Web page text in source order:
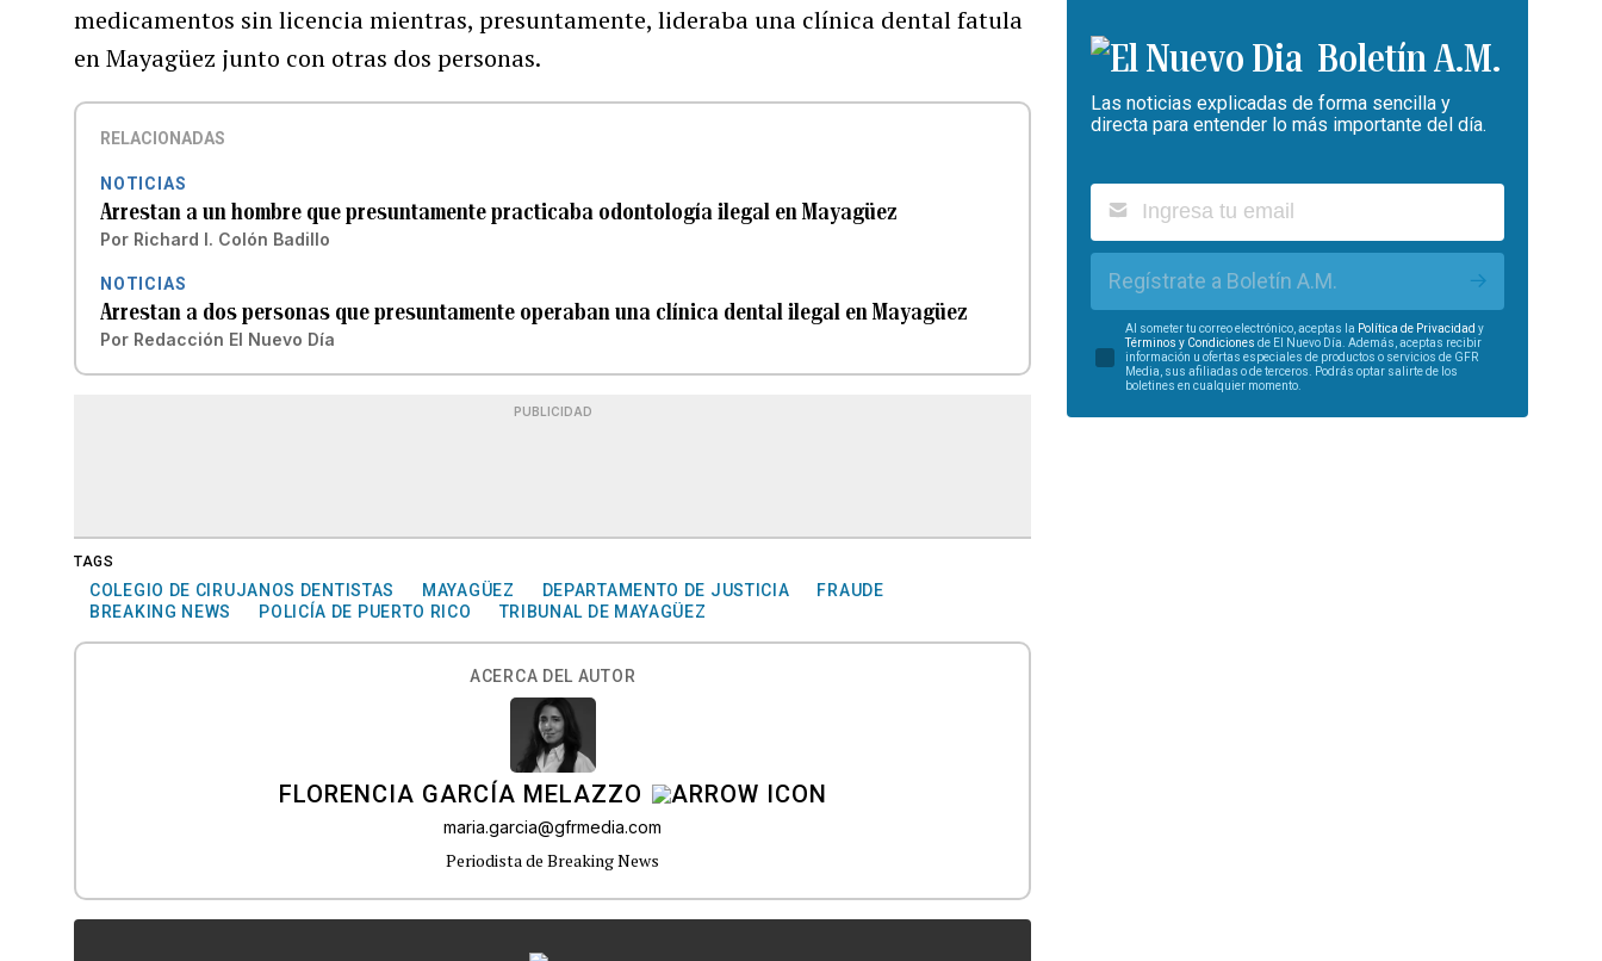
medicamentos sin licencia mientras, presuntamente, lideraba una clínica dental fatula
en Mayagüez junto con otras dos personas.
RELACIONADAS
NOTICIAS
Arrestan a un hombre que presuntamente practicaba odontología ilegal en Mayagüez
Por Richard I. Colón Badillo
NOTICIAS
Arrestan a dos personas que presuntamente operaban una clínica dental ilegal en Mayagüez
Por Redacción El Nuevo Día
PUBLICIDAD
TAGS
COLEGIO DE CIRUJANOS DENTISTAS MAYAGÜEZ DEPARTAMENTO DE JUSTICIA
FRAUDE
BREAKING NEWS
POLICÍA DE PUERTO RICO TRIBUNAL DE MAYAGÜEZ
ACERCA DEL AUTOR
FLORENCIA GARCÍA MELAZZO
maria.garcia@gfrmedia.com
Periodista de Breaking News
Boletín A.M.
Las noticias explicadas de forma sencilla y
directa para entender lo más importante del día.
Regístrate a Boletín A.M.
Al someter tu correo electrónico, aceptas la Política de Privacidad y
Términos y Condiciones de El Nuevo Día. Además, aceptas recibir
información u ofertas especiales de productos o servicios de GFR
Media, sus afiliadas o de terceros. Podrás optar salirte de los
boletines en cualquier momento.